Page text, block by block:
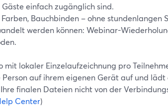
einfach zugänglich sind.
Bauchbinden – ohne stundenlangen
werden können: Webinar-
mit lokaler Einzelaufzeichnung pro
auf ihrem eigenen Gerät auf und lädt
finalen Dateien nicht von der
Center)